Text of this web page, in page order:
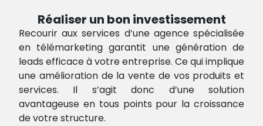
Réaliser un bon investissement
Recourir aux services d’une agence spécialisée
en télémarketing garantit une génération de
leads efficace à votre entreprise. Ce qui implique
une amélioration de la vente de vos produits et
services. Il s’agit donc d’une solution
avantageuse en tous points pour la croissance
de votre structure.